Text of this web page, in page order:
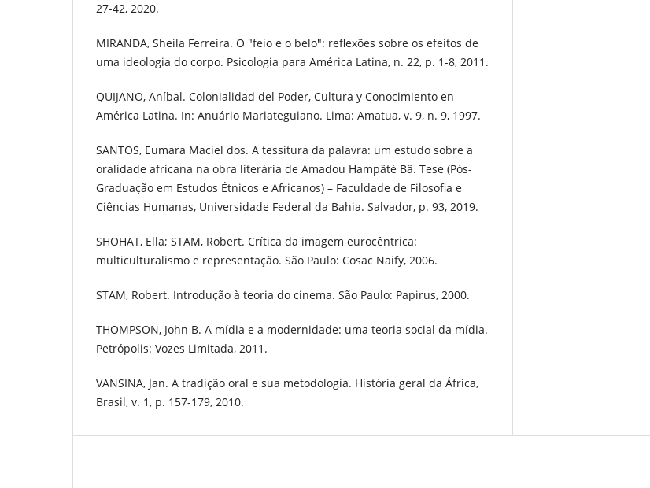
27-42, 2020.
MIRANDA, Sheila Ferreira. O "feio e o belo": reflexões sobre os efeitos de
uma ideologia do corpo. Psicologia para América Latina, n. 22, p. 1-8, 2011.
QUIJANO, Aníbal. Colonialidad del Poder, Cultura y Conocimiento en
América Latina. In: Anuário Mariateguiano. Lima: Amatua, v. 9, n. 9, 1997.
SANTOS, Eumara Maciel dos. A tessitura da palavra: um estudo sobre a
oralidade africana na obra literária de Amadou Hampâté Bâ. Tese (Pós-
Graduação em Estudos Étnicos e Africanos) – Faculdade de Filosofia e
Ciências Humanas, Universidade Federal da Bahia. Salvador, p. 93, 2019.
SHOHAT, Ella; STAM, Robert. Crítica da imagem eurocêntrica:
multiculturalismo e representação. São Paulo: Cosac Naify, 2006.
STAM, Robert. Introdução à teoria do cinema. São Paulo: Papirus, 2000.
THOMPSON, John B. A mídia e a modernidade: uma teoria social da mídia.
Petrópolis: Vozes Limitada, 2011.
VANSINA, Jan. A tradição oral e sua metodologia. História geral da África,
Brasil, v. 1, p. 157-179, 2010.